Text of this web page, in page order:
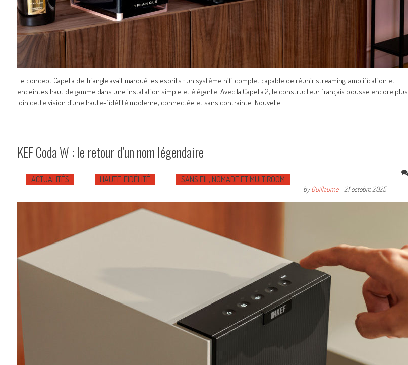
Le concept Capella de Triangle avait marqué les esprits : un système hifi complet capable de réunir streaming, amplification et
enceintes haut de gamme dans une installation simple et élégante. Avec la Capella 2, le constructeur français pousse encore plus
loin cette vision d’une haute-fidélité moderne, connectée et sans contrainte. Nouvelle
KEF Coda W : le retour d’un nom légendaire
ACTUALITÉS HAUTE-FIDÉLITÉ SANS FIL, NOMADE ET MULTIROOM
byGuillaume- 21 octobre 2025